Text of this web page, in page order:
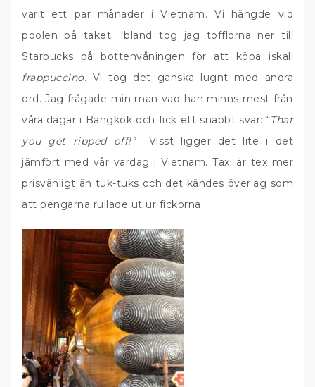
varit ett par månader i Vietnam. Vi hängde vid
poolen på taket. Ibland tog jag tofflorna ner till
Starbucks på bottenvåningen för att köpa iskall
frappuccino. Vi tog det ganska lugnt med andra
ord. Jag frågade min man vad han minns mest från
våra dagar i Bangkok och fick ett snabbt svar: “That
you get ripped off!” Visst ligger det lite i det
jämfört med vår vardag i Vietnam. Taxi är tex mer
prisvänligt än tuk-tuks och det kändes överlag som
att pengarna rullade ut ur fickorna.